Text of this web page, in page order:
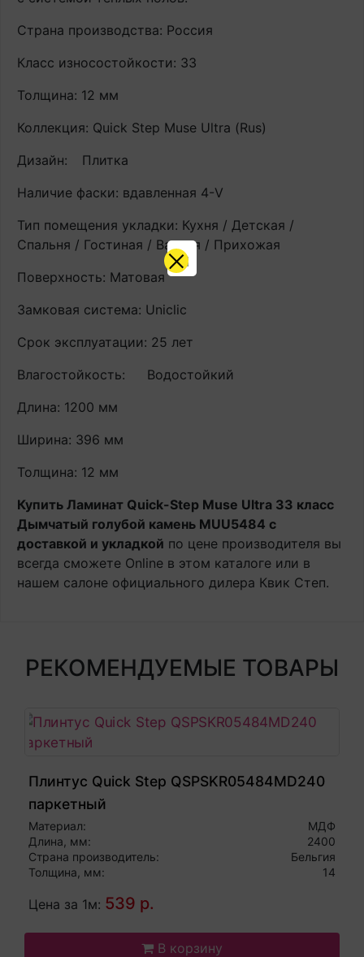
Страна производства: Россия
Класс износостойкости: 33
Толщина: 12 мм
Коллекция: Quick Step Muse Ultra (Rus)
Дизайн:
Плитка
Наличие фаски: вдавленная 4-V
Тип помещения укладки: Кухня / Детская /
Спальня / Гостиная / Ванная / Прихожая
Поверхность: Матовая
Замковая система: Uniclic
Срок эксплуатации: 25 лет
Влагостойкость:
Водостойкий
Длина: 1200 мм
Ширина: 396 мм
Толщина: 12 мм
Купить Ламинат Quick-Step Muse Ultra 33 класс
Дымчатый голубой камень MUU5484 с
доставкой и укладкой по цене производителя вы
всегда сможете Online в этом каталоге или в
нашем салоне официального дилера Квик Степ.
РЕКОМЕНДУЕМЫЕ ТОВАРЫ
Плинтус Quick Step QSPSKR05484MD240
паркетный
Материал:
МДФ
Длина, мм:
2400
Страна производитель:
Бельгия
Толщина, мм:
14
Цена за 1м: 539 р.
В корзину